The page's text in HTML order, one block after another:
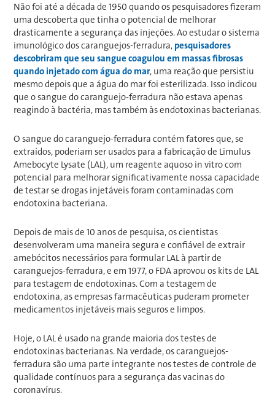
Não foi até a década de 1950 quando os pesquisadores fizeram
uma descoberta que tinha o potencial de melhorar
drasticamente a segurança das injeções. Ao estudar o sistema
imunológico dos caranguejos-ferradura, pesquisadores
descobriram que seu sangue coagulou em massas fibrosas
quando injetado com água do mar, uma reação que persistiu
mesmo depois que a água do mar foi esterilizada. Isso indicou
que o sangue do caranguejo-ferradura não estava apenas
reagindo à bactéria, mas também às endotoxinas bacterianas.
O sangue do caranguejo-ferradura contém fatores que, se
extraídos, poderiam ser usados para a fabricação de Limulus
Amebocyte Lysate (LAL), um reagente aquoso in vitro com
potencial para melhorar significativamente nossa capacidade
de testar se drogas injetáveis ​​foram contaminadas com
endotoxina bacteriana.
Depois de mais de 10 anos de pesquisa, os cientistas
desenvolveram uma maneira segura e confiável de extrair
amebócitos necessários para formular LAL à partir de
caranguejos-ferradura, e em 1977, o FDA aprovou os kits de LAL
para testagem de endotoxinas. Com a testagem de
endotoxina, as empresas farmacêuticas puderam prometer
medicamentos injetáveis ​​mais seguros e limpos.
Hoje, o LAL é usado na grande maioria dos testes de
endotoxinas bacterianas. Na verdade, os caranguejos-
ferradura são uma parte integrante nos testes de controle de
qualidade contínuos para a segurança das vacinas do
coronavírus.